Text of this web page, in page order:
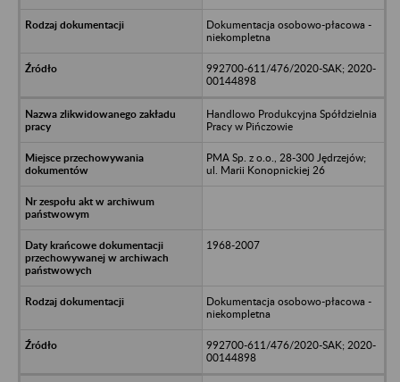
Dokumentacja osobowo-płacowa -
niekompletna
992700-611/476/2020-SAK; 2020-
00144898
Handlowo Produkcyjna Spółdzielnia
Pracy w Pińczowie
PMA Sp. z o.o., 28-300 Jędrzejów;
ul. Marii Konopnickiej 26
1968-2007
Dokumentacja osobowo-płacowa -
niekompletna
992700-611/476/2020-SAK; 2020-
00144898